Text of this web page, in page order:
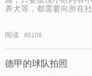
养犬等，都需要向所在
阅读 65108
德甲的球队拍照